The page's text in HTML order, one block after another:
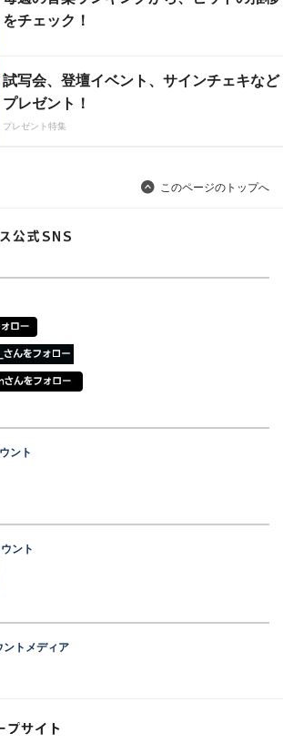
をチェック！
試写会、登壇イベント、サインチェキなど
プレゼント！
プレゼント特集
このページのトップへ
ント
ント
ントメディア